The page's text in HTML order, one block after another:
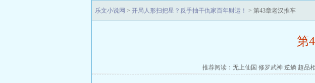
乐文小说网 > 开局人形扫把星？反手抽干仇家百年财运！ > 第43章老汉推车
第
推荐阅读： 无上仙国 修罗武神 逆鳞 超品